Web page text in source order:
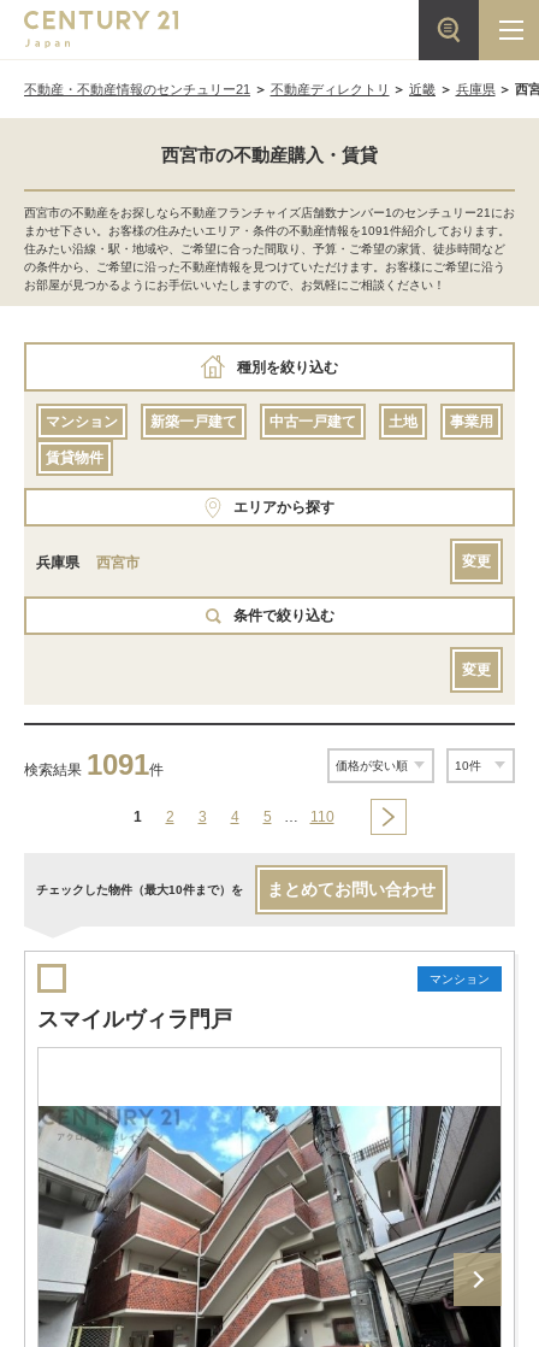
不動産・不動産情報のセンチュリー21 不動産ディレクトリ 近畿 兵庫県 西
西宮市の不動産購入・賃貸
西宮市の不動産をお探しなら不動産フランチャイズ店舗数ナンバー1のセンチュリー21にお
まかせ下さい。お客様の住みたいエリア・条件の不動産情報を1091件紹介しております。
住みたい沿線・駅・地域や、ご希望に合った間取り、予算・ご希望の家賃、徒歩時間など
の条件から、ご希望に沿った不動産情報を見つけていただけます。お客様にご希望に沿う
お部屋が見つかるようにお手伝いいたしますので、お気軽にご相談ください！
種別を絞り込む
マンション 新築一戸建て 中古一戸建て 土地 事業用
賃貸物件
エリアから探す
兵庫県 西宮市 変更
条件で絞り込む
変更
検索結果 1091件
1 2 3 4 5 … 110
チェックした物件（最大10件まで）を まとめてお問い合わせ
マンション
スマイルヴィラ門戸